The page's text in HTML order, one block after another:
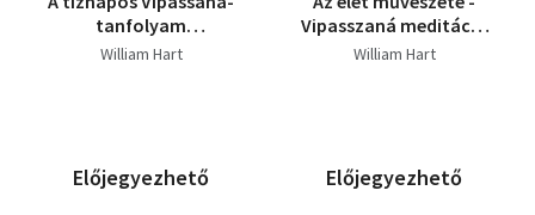
tanfolyam
előadásainak
William Hart
Előjegyezhető
Vipasszaná meditáció
S. N. Goenka tanítása
William Hart
Előjegyezhető